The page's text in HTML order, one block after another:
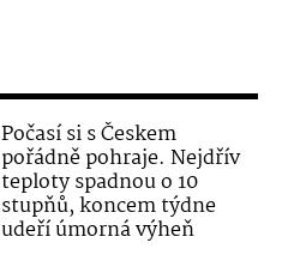
Počasí si s Českem
pořádně pohraje. Nejdřív
teploty spadnou o 10
stupňů, koncem týdne
udeří úmorná výheň